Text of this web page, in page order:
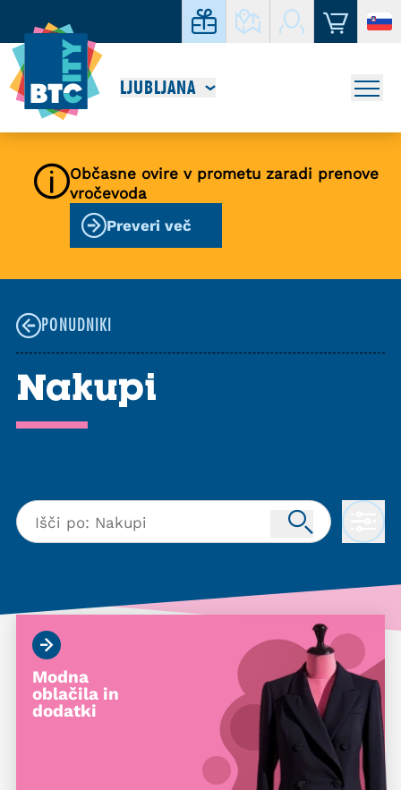
LJUBLJANA
Občasne ovire v prometu zaradi prenove
vročevoda
Preveri več
PONUDNIKI
Nakupi
Modna
oblačila in
dodatki